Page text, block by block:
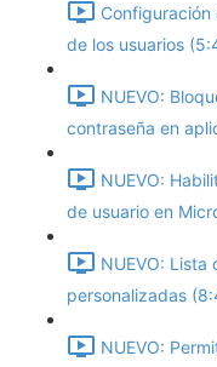
de los usuarios
NUEVO:
contraseña en
NUEVO:
de usuario en
NUEVO:
personalizadas
NUEVO: